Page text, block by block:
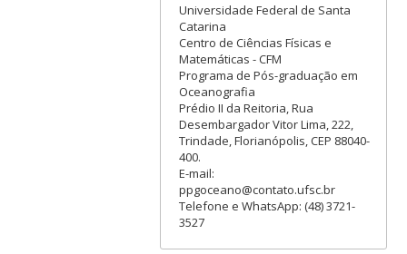
Universidade Federal de Santa
Catarina
Centro de Ciências Físicas e
Matemáticas - CFM
Programa de Pós-graduação em
Oceanografia
Prédio II da Reitoria, Rua
Desembargador Vitor Lima, 222,
Trindade, Florianópolis, CEP 88040-
400.
E-mail:
ppgoceano@contato.ufsc.br
Telefone e WhatsApp: (48) 3721-
3527